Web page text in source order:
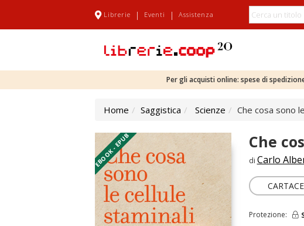
Librerie | Eventi | Assistenza
Per gli acquisti online: spese di
Home Saggistica Scienze Che cosa sono
EBOOK - EPUB Che
di Carlo
Protezione: